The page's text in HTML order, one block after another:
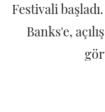
Festivali
Banks'e,